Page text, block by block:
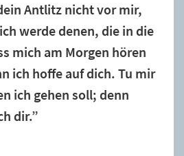
Antlitz nicht vor mir,
werde denen, die in die
mich am Morgen hören
ich hoffe auf dich. Tu mir
ich gehen soll; denn
dir.”